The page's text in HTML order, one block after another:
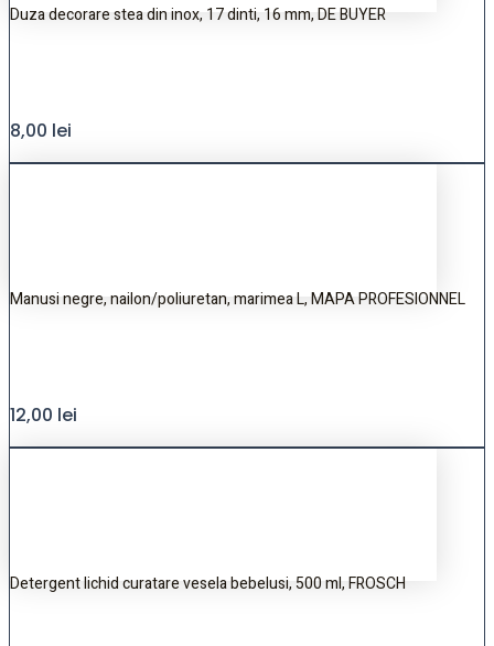
Duza decorare stea din inox, 17 dinti, 16 mm, DE BUYER
8,00 lei
Manusi negre, nailon/poliuretan, marimea L, MAPA PROFESIONNEL
12,00 lei
Detergent lichid curatare vesela bebelusi, 500 ml, FROSCH